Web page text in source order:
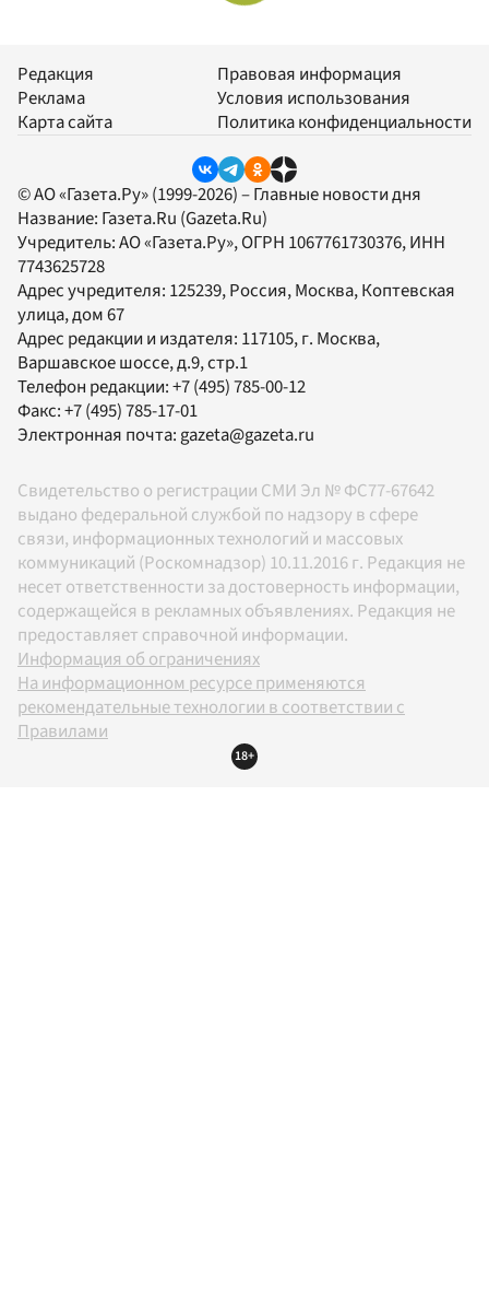
Редакция
Реклама
Карта сайта
Правовая информация
Условия использования
Политика конфиденциальности
© АО «Газета.Ру» (1999-2026) – Главные новости дня
Название: Газета.Ru (Gazeta.Ru)
Учредитель:АО «Газета.Ру», ОГРН 1067761730376, ИНН
7743625728
Адрес учредителя: 125239, Россия, Москва, Коптевская
улица, дом 67
Адрес редакции и издателя: 117105, г. Москва,
Варшавское шоссе, д.9, стр.1
Телефон редакции:+7 (495) 785-00-12
Факс:+7 (495) 785-17-01
Электронная почта: gazeta@gazeta.ru
Свидетельство о регистрации СМИ Эл № ФС77-67642
выдано федеральной службой по надзору в сфере
связи, информационных технологий и массовых
коммуникаций (Роскомнадзор) 10.11.2016 г. Редакция не
несет ответственности за достоверность информации,
содержащейся в рекламных объявлениях. Редакция не
предоставляет справочной информации.
Информация об ограничениях
На информационном ресурсе применяются
рекомендательные технологии в соответствии с
Правилами
18+